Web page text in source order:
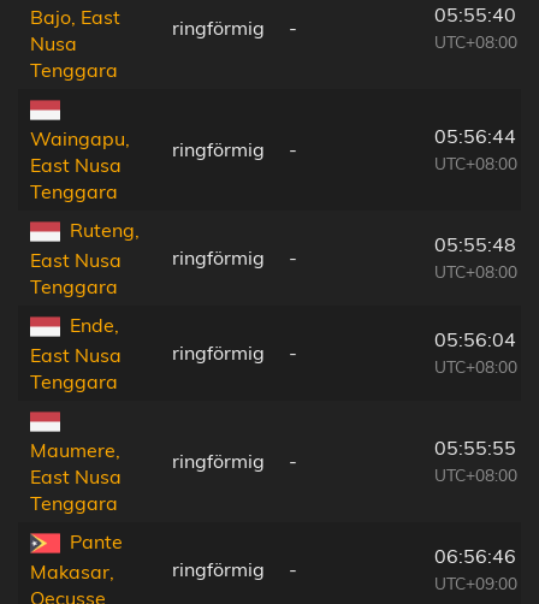
Bajo, East
Nusa
Tenggara
ringförmig -
05:55:40
UTC+08:00
Waingapu,
East Nusa
Tenggara
ringförmig -
05:56:44
UTC+08:00
Ruteng,
East Nusa
Tenggara
ringförmig -
05:55:48
UTC+08:00
Ende,
East Nusa
Tenggara
ringförmig -
05:56:04
UTC+08:00
Maumere,
East Nusa
Tenggara
ringförmig -
05:55:55
UTC+08:00
Pante
Makasar,
Oecusse
ringförmig -
06:56:46
UTC+09:00